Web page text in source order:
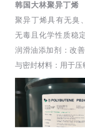
韩国大林聚异丁烯
聚异丁烯具有无臭
无毒且化学性质稳定‌
润滑油添加剂‌：改
与密封材料‌：用于压